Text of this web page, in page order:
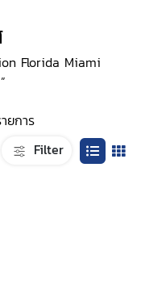
Florida Miami
ยการ
Filter